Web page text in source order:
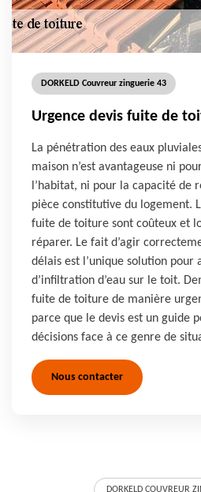
DORKELD Couvreur zinguerie 43
Urgence devis fuite de
La pénétration des eaux
maison n’est avantageuse ni
l’habitat, ni pour la capacité de
pièce constitutive du logement.
fuite de toiture sont coûteux et
réparer. Le fait d’agir
délais est l’unique solution pour
d’infiltration d’eau sur le toit.
fuite de toiture de manière
parce que le devis est un guide
décisions face à ce genre de
Nous contacter
DORKELD COUVREUR